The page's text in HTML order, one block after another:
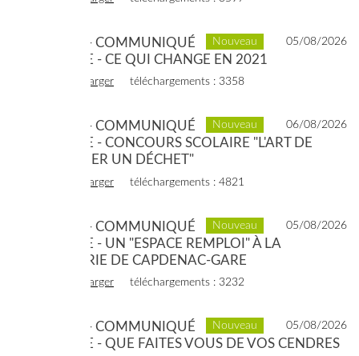
Nouveau 05/08/2026
2021 - 01 - COMMUNIQUÉ
DE PRESSE - CE QUI CHANGE EN 2021
télécharger téléchargements : 3358
Nouveau 06/08/2026
2021 - 01 - COMMUNIQUÉ
DE PRESSE - CONCOURS SCOLAIRE "L'ART DE
DÉTOURNER UN DÉCHET"
télécharger téléchargements : 4821
Nouveau 05/08/2026
2021 - 01 - COMMUNIQUÉ
DE PRESSE - UN "ESPACE REMPLOI" À LA
DÉCHÈTERIE DE CAPDENAC-GARE
télécharger téléchargements : 3232
Nouveau 05/08/2026
2020 - 12 - COMMUNIQUÉ
DE PRESSE - QUE FAITES VOUS DE VOS CENDRES